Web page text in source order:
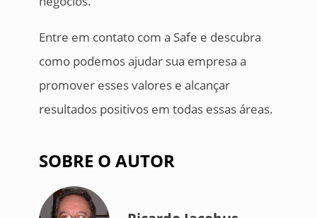
Entre em contato com a Safe e descubra
como podemos ajudar sua empresa a
promover esses valores e alcançar
resultados positivos em todas essas áreas.
SOBRE O AUTOR